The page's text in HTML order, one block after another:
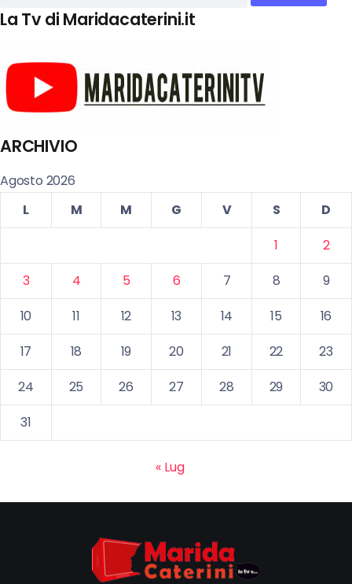
La Tv di Maridacaterini.it
ARCHIVIO
Agosto 2026
L
M M G V S
D
1
2
3
4 5 6 7 8
9
10
11 12 13 14 15
16
17
18 19 20 21 22
23
24
25 26 27 28 29
30
31
« Lug